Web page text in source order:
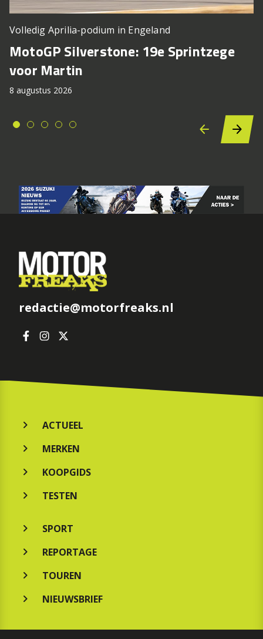
Volledig Aprilia-podium in Engeland
MotoGP Silverstone: 19e Sprintzege
voor Martin
8 augustus 2026
redactie@motorfreaks.nl
ACTUEEL
MERKEN
KOOPGIDS
TESTEN
SPORT
REPORTAGE
TOUREN
NIEUWSBRIEF